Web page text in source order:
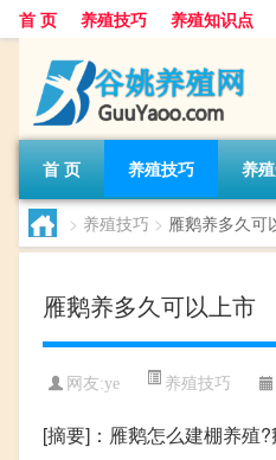
首 页 养殖技巧 养殖知识点
首 页 养殖技巧 养
> 养殖技巧 > 雁鹅养多久可
雁鹅养多久可以上市
网友:ye 养殖技巧
[摘要]：雁鹅怎么建棚养殖